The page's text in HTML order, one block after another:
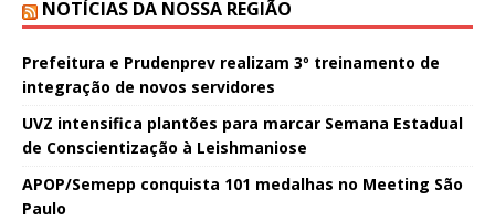
NOTÍCIAS DA NOSSA REGIÃO
Prefeitura e Prudenprev realizam 3º treinamento de
integração de novos servidores
UVZ intensifica plantões para marcar Semana Estadual
de Conscientização à Leishmaniose
APOP/Semepp conquista 101 medalhas no Meeting São
Paulo